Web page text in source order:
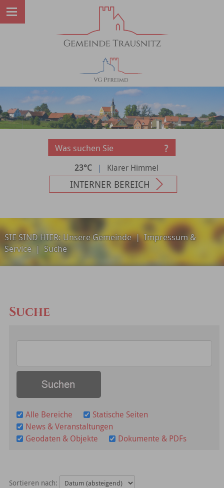
23°C | Klarer Himmel
INTERNER BEREICH
SIE SIND HIER:Unsere Gemeinde|Impressum &
Service | Suche
Suche
Alle Bereiche
Statische Seiten
News & Veranstaltungen
Geodaten & Objekte
Dokumente & PDFs
Sortieren nach: